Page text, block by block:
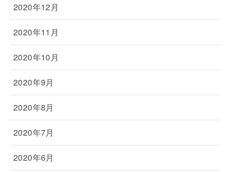
2020年12月
2020年11月
2020年10月
2020年9月
2020年8月
2020年7月
2020年6月